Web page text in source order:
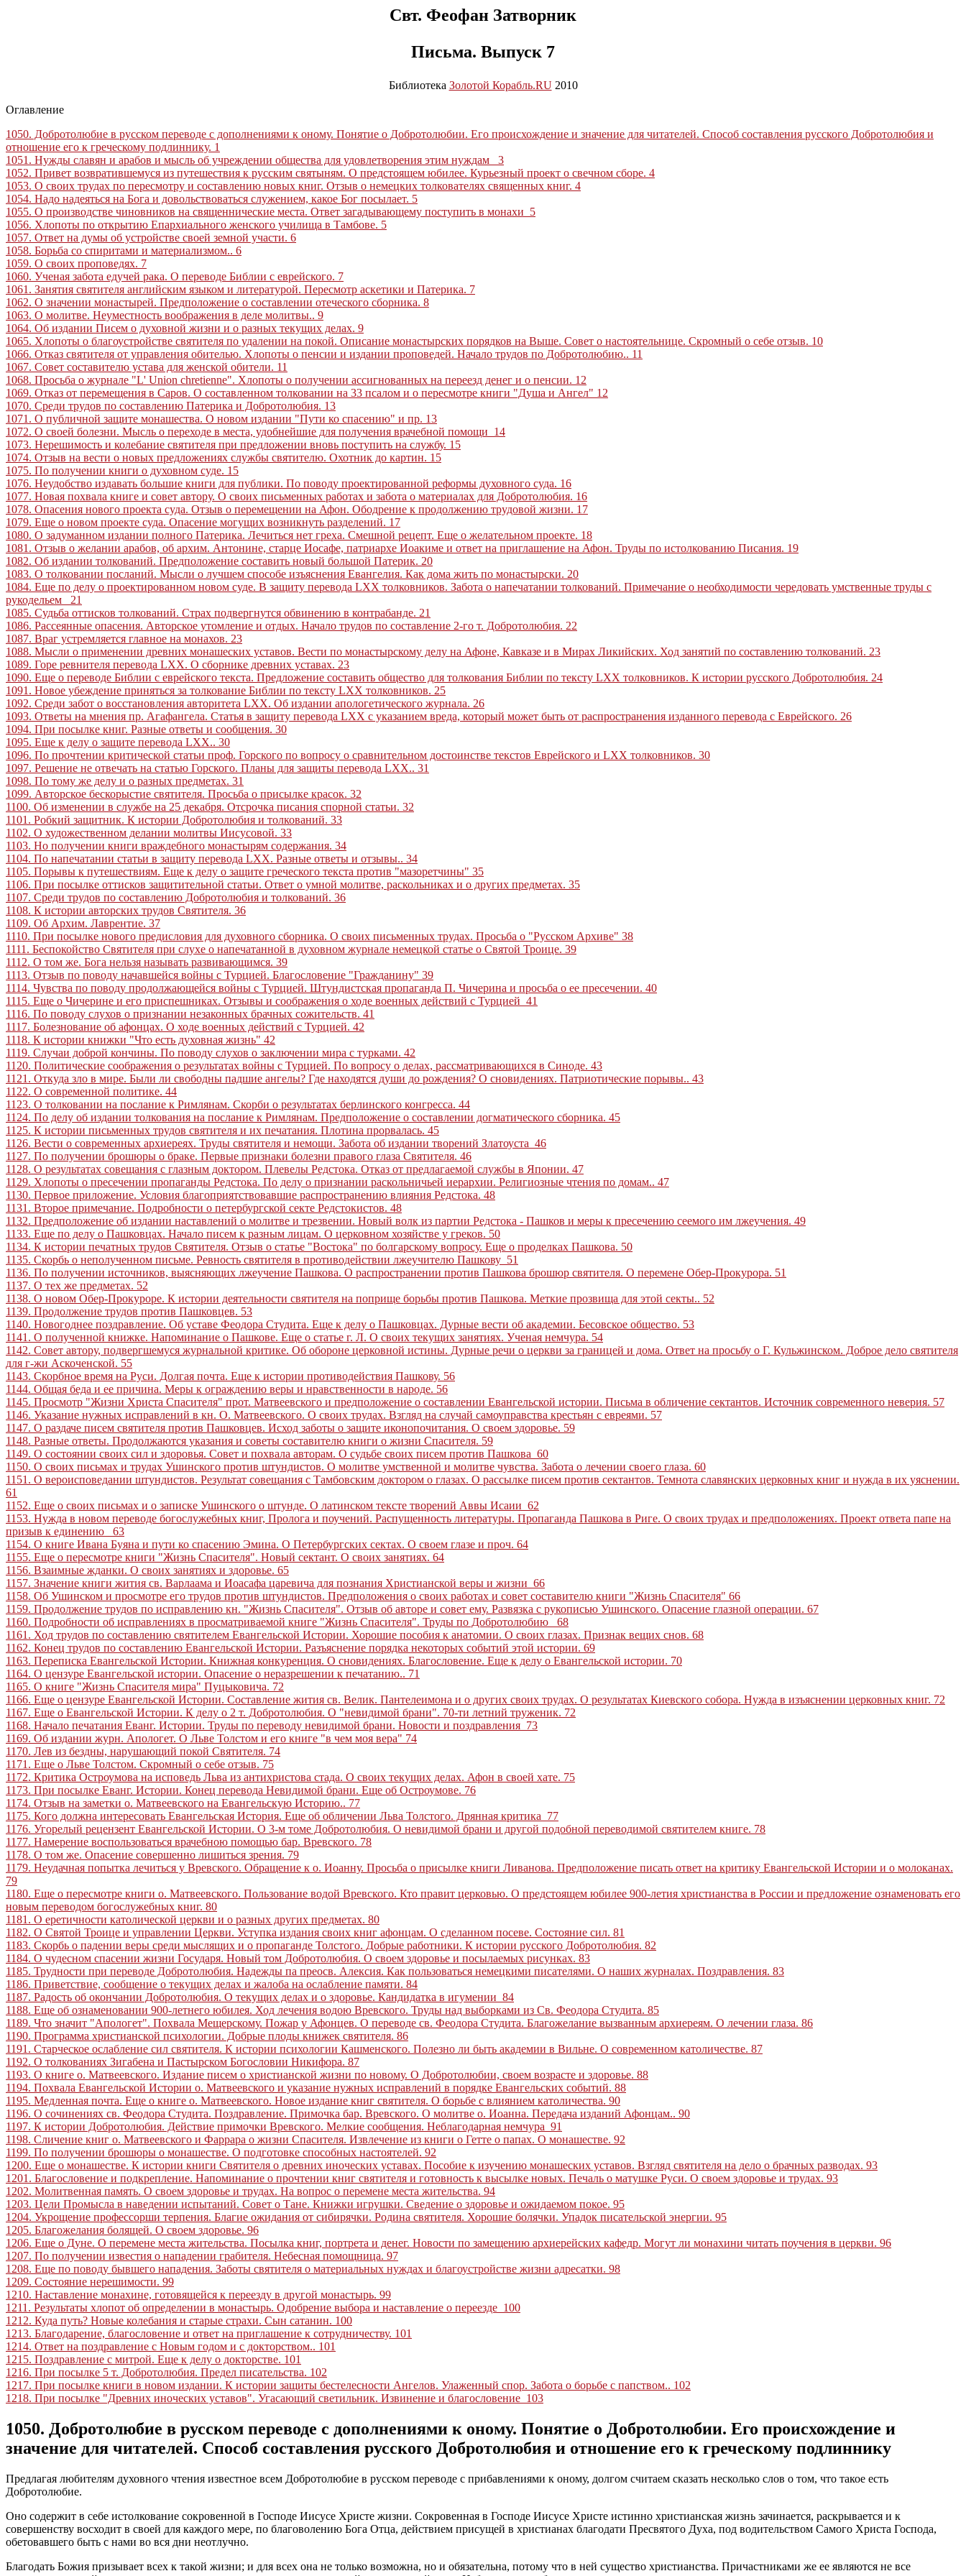
Свт. Феофан Затворник
Письма. Выпуск 7
Библиотека Золотой Корабль.RU 2010
Оглавление
1050. Добротолюбие в русском переводе с дополнениями к оному. Понятие о Добротолюбии. Его происхождение и значение для читателей. Способ составления русского Добротолюбия и
отношение его к греческому подлиннику. 1
1051. Нужды славян и арабов и мысль об учреждении общества для удовлетворения этим нуждам
3
1052. Привет возвратившемуся из путешествия к русским святыням. О предстоящем юбилее. Курьезный проект о свечном сборе. 4
1053. О своих трудах по пересмотру и составлению новых книг. Отзыв о немецких толкователях священных книг. 4
1054. Надо надеяться на Бога и довольствоваться служением, какое Бог посылает. 5
1055. О производстве чиновников на священнические места. Ответ загадывающему поступить в монахи 5
1056. Хлопоты по открытию Епархиального женского училища в Тамбове. 5
1057. Ответ на думы об устройстве своей земной участи. 6
1058. Борьба со спиритами и материализмом.. 6
1059. О своих проповедях. 7
1060. Ученая забота едучей рака. О переводе Библии с еврейского. 7
1061. Занятия святителя английским языком и литературой. Пересмотр аскетики и Патерика. 7
1062. О значении монастырей. Предположение о составлении отеческого сборника. 8
1063. О молитве. Неуместность воображения в деле молитвы.. 9
1064. Об издании Писем о духовной жизни и о разных текущих делах. 9
1065. Хлопоты о благоустройстве святителя по удалении на покой. Описание монастырских порядков на Выше. Совет о настоятельнице. Скромный о себе отзыв. 10
1066. Отказ святителя от управления обителью. Хлопоты о пенсии и издании проповедей. Начало трудов по Добротолюбию.. 11
1067. Совет составителю устава для женской обители. 11
1068. Просьба о журнале "L' Union chretienne". Хлопоты о получении ассигнованных на переезд денег и о пенсии. 12
1069. Отказ от перемещения в Саров. О составленном толковании на 33 псалом и о пересмотре книги "Душа и Ангел" 12
1070. Среди трудов по составлению Патерика и Добротолюбия. 13
1071. О публичной защите монашества. О новом издании "Пути ко спасению" и пр. 13
1072. О своей болезни. Мысль о переходе в места, удобнейшие для получения врачебной помощи 14
1073. Нерешимость и колебание святителя при предложении вновь поступить на службу. 15
1074. Отзыв на вести о новых предложениях службы святителю. Охотник до картин. 15
1075. По получении книги о духовном суде. 15
1076. Неудобство издавать большие книги для публики. По поводу проектированной реформы духовного суда. 16
1077. Новая похвала книге и совет автору. О своих письменных работах и забота о материалах для Добротолюбия. 16
1078. Опасения нового проекта суда. Отзыв о перемещении на Афон. Ободрение к продолжению трудовой жизни. 17
1079. Еще о новом проекте суда. Опасение могущих возникнуть разделений. 17
1080. О задуманном издании полного Патерика. Лечиться нет греха. Смешной рецепт. Еще о желательном проекте. 18
1081. Отзыв о желании арабов, об архим. Антонине, старце Иосафе, патриархе Иоакиме и ответ на приглашение на Афон. Труды по истолкованию Писания. 19
1082. Об издании толкований. Предположение составить новый большой Патерик. 20
1083. О толковании посланий. Мысли о лучшем способе изъяснения Евангелия. Как дома жить по монастырски. 20
1084. Еще по делу о проектированном новом суде. В защиту перевода LXX толковников. Забота о напечатании толкований. Примечание о необходимости чередовать умственные труды с
рукодельем
21
1085. Судьба оттисков толкований. Страх подвергнутся обвинению в контрабанде. 21
1086. Рассеянные опасения. Авторское утомление и отдых. Начало трудов по составление 2-го т. Добротолюбия. 22
1087. Враг устремляется главное на монахов. 23
1088. Мысли о применении древних монашеских уставов. Вести по монастырскому делу на Афоне, Кавказе и в Мирах Ликийских. Ход занятий по составлению толкований. 23
1089. Горе ревнителя перевода LXX. О сборнике древних уставах. 23
1090. Еще о переводе Библии с еврейского текста. Предложение составить общество для толкования Библии по тексту LXX толковников. К истории русского Добротолюбия. 24
1091. Новое убеждение приняться за толкование Библии по тексту LXX толковников. 25
1092. Среди забот о восстановления авторитета LXX. Об издании апологетического журнала. 26
1093. Ответы на мнения пр. Агафангела. Статья в защиту перевода LXX с указанием вреда, который может быть от распространения изданного перевода с Еврейского. 26
1094. При посылке книг. Разные ответы и сообщения. 30
1095. Еще к делу о защите перевода LXX.. 30
1096. По прочтении критической статьи проф. Горского по вопросу о сравнительном достоинстве текстов Еврейского и LXX толковников. 30
1097. Решение не отвечать на статью Горского. Планы для защиты перевода LXX.. 31
1098. По тому же делу и о разных предметах. 31
1099. Авторское бескорыстие святителя. Просьба о присылке красок. 32
1100. Об изменении в службе на 25 декабря. Отсрочка писания спорной статьи. 32
1101. Робкий защитник. К истории Добротолюбия и толкований. 33
1102. О художественном делании молитвы Иисусовой. 33
1103. Но получении книги враждебного монастырям содержания. 34
1104. По напечатании статьи в защиту перевода LXX. Разные ответы и отзывы.. 34
1105. Порывы к путешествиям. Еще к делу о защите греческого текста против "мазоретчины" 35
1106. При посылке оттисков защитительной статьи. Ответ о умной молитве, раскольниках и о других предметах. 35
1107. Среди трудов по составлению Добротолюбия и толкований. 36
1108. К истории авторских трудов Святителя. 36
1109. Об Архим. Лаврентие. 37
1110. При посылке нового предисловия для духовного сборника. О своих письменных трудах. Просьба о "Русском Архиве" 38
1111. Беспокойство Святителя при слухе о напечатанной в духовном журнале немецкой статье о Святой Троице. 39
1112. О том же. Бога нельзя называть развивающимся. 39
1113. Отзыв по поводу начавшейся войны с Турцией. Благословение "Гражданину" 39
1114. Чувства по поводу продолжающейся войны с Турцией. Штундистская пропаганда П. Чичерина и просьба о ее пресечении. 40
1115. Еще о Чичерине и его приспешниках. Отзывы и соображения о ходе военных действий с Турцией 41
1116. По поводу слухов о признании незаконных брачных сожительств. 41
1117. Болезнование об афонцах. О ходе военных действий с Турцией. 42
1118. К истории книжки "Что есть духовная жизнь" 42
1119. Случаи доброй кончины. По поводу слухов о заключении мира с турками. 42
1120. Политические соображения о результатах войны с Турцией. По вопросу о делах, рассматривающихся в Синоде. 43
1121. Откуда зло в мире. Были ли свободны падшие ангелы? Где находятся души до рождения? О сновидениях. Патриотические порывы.. 43
1122. О современной политике. 44
1123. О толковании на послание к Римлянам. Скорби о результатах берлинского конгресса. 44
1124. По делу об издании толкования на послание к Римлянам. Предположение о составлении догматического сборника. 45
1125. К истории письменных трудов святителя и их печатания. Плотина прорвалась. 45
1126. Вести о современных архиереях. Труды святителя и немощи. Забота об издании творений Златоуста 46
1127. По получении брошюры о браке. Первые признаки болезни правого глаза Святителя. 46
1128. О результатах совещания с глазным доктором. Плевелы Редстока. Отказ от предлагаемой службы в Японии. 47
1129. Хлопоты о пресечении пропаганды Редстока. По делу о признании раскольничьей иерархии. Религиозные чтения по домам.. 47
1130. Первое приложение. Условия благоприятствовавшие распространению влияния Редстока. 48
1131. Второе примечание. Подробности о петербургской секте Редстокистов. 48
1132. Предположение об издании наставлений о молитве и трезвении. Новый волк из партии Редстока - Пашков и меры к пресечению сеемого им лжеучения. 49
1133. Еще по делу о Пашковцах. Начало писем к разным лицам. О церковном хозяйстве у греков. 50
1134. К истории печатных трудов Святителя. Отзыв о статье "Востока" по болгарскому вопросу. Еще о проделках Пашкова. 50
1135. Скорбь о неполученном письме. Ревность святителя в противодействии лжеучителю Пашкову 51
1136. По получении источников, выясняющих лжеучение Пашкова. О распространении против Пашкова брошюр святителя. О перемене Обер-Прокурора. 51
1137. О тех же предметах. 52
1138. О новом Обер-Прокуроре. К истории деятельности святителя на поприще борьбы против Пашкова. Меткие прозвища для этой секты.. 52
1139. Продолжение трудов против Пашковцев. 53
1140. Новогоднее поздравление. Об уставе Феодора Студита. Еще к делу о Пашковцах. Дурные вести об академии. Бесовское общество. 53
1141. О полученной книжке. Напоминание о Пашкове. Еще о статье г. Л. О своих текущих занятиях. Ученая немчура. 54
1142. Совет автору, подвергшемуся журнальной критике. Об обороне церковной истины. Дурные речи о церкви за границей и дома. Ответ на просьбу о Г. Кульжинском. Доброе дело святителя
для г-жи Аскоченской. 55
1143. Скорбное время на Руси. Долгая почта. Еще к истории противодействия Пашкову. 56
1144. Общая беда и ее причина. Меры к ограждению веры и нравственности в народе. 56
1145. Просмотр "Жизни Христа Спасителя" прот. Матвеевского и предположение о составлении Евангельской истории. Письма в обличение сектантов. Источник современного неверия. 57
1146. Указание нужных исправлений в кн. О. Матвеевского. О своих трудах. Взгляд на случай самоуправства крестьян с евреями. 57
1147. О раздаче писем святителя против Пашковцев. Исход заботы о защите иконопочитания. О своем здоровье. 59
1148. Разные ответы. Продолжаются указания и советы составителю книги о жизни Спасителя. 59
1149. О состоянии своих сил и здоровья. Совет и похвала авторам. О судьбе своих писем против Пашкова 60
1150. О своих письмах и трудах Ушинского против штундистов. О молитве умственной и молитве чувства. Забота о лечении своего глаза. 60
1151. О вероисповедании штундистов. Результат совещания с Тамбовским доктором о глазах. О рассылке писем против сектантов. Темнота славянских церковных книг и нужда в их уяснении.
61
1152. Еще о своих письмах и о записке Ушинского о штунде. О латинском тексте творений Аввы Исаии 62
1153. Нужда в новом переводе богослужебных книг, Пролога и поучений. Распущенность литературы. Пропаганда Пашкова в Риге. О своих трудах и предположениях. Проект ответа папе на
призыв к единению
63
1154. О книге Ивана Буяна и пути ко спасению Эмина. О Петербургских сектах. О своем глазе и проч. 64
1155. Еще о пересмотре книги "Жизнь Спасителя". Новый сектант. О своих занятиях. 64
1156. Взаимные жданки. О своих занятиях и здоровье. 65
1157. Значение книги жития св. Варлаама и Иоасафа царевича для познания Христианской веры и жизни 66
1158. Об Ушинском и просмотре его трудов против штундистов. Предположения о своих работах и совет составителю книги "Жизнь Спасителя" 66
1159. Продолжение трудов по исправлению кн. "Жизнь Спасителя". Отзыв об авторе и совет ему. Развязка с рукописью Ушинского. Опасение глазной операции. 67
1160. Подробности об исправлениях в просматриваемой книге "Жизнь Спасителя". Труды по Добротолюбию
68
1161. Ход трудов по составлению святителем Евангельской Истории. Хорошие пособия к анатомии. О своих глазах. Признак вещих снов. 68
1162. Конец трудов по составлению Евангельской Истории. Разъяснение порядка некоторых событий этой истории. 69
1163. Переписка Евангельской Истории. Книжная конкуренция. О сновидениях. Благословение. Еще к делу о Евангельской истории. 70
1164. О цензуре Евангельской истории. Опасение о неразрешении к печатанию.. 71
1165. О книге "Жизнь Спасителя мира" Пуцыковича. 72
1166. Еще о цензуре Евангельской Истории. Составление жития св. Велик. Пантелеимона и о других своих трудах. О результатах Киевского собора. Нужда в изъяснении церковных книг. 72
1167. Еще о Евангельской Истории. К делу о 2 т. Добротолюбия. О "невидимой брани". 70-ти летний труженик. 72
1168. Начало печатания Еванг. Истории. Труды по переводу невидимой брани. Новости и поздравления 73
1169. Об издании журн. Апологет. О Льве Толстом и его книге "в чем моя вера" 74
1170. Лев из бездны, нарушающий покой Святителя. 74
1171. Еще о Льве Толстом. Скромный о себе отзыв. 75
1172. Критика Остроумова на исповедь Льва из антихристова стада. О своих текущих делах. Афон в своей хате. 75
1173. При посылке Еванг. Истории. Конец перевода Невидимой брани. Еще об Остроумове. 76
1174. Отзыв на заметки о. Матвеевского на Евангельскую Историю.. 77
1175. Кого должна интересовать Евангельская История. Еще об обличении Льва Толстого. Дрянная критика 77
1176. Угорелый рецензент Евангельской Истории. О 3-м томе Добротолюбия. О невидимой брани и другой подобной переводимой святителем книге. 78
1177. Намерение воспользоваться врачебною помощью бар. Вревского. 78
1178. О том же. Опасение совершенно лишиться зрения. 79
1179. Неудачная попытка лечиться у Вревского. Обращение к о. Иоанну. Просьба о присылке книги Ливанова. Предположение писать ответ на критику Евангельской Истории и о молоканах.
79
1180. Еще о пересмотре книги о. Матвеевского. Пользование водой Вревского. Кто правит церковью. О предстоящем юбилее 900-летия христианства в России и предложение ознаменовать его
новым переводом богослужебных книг. 80
1181. О еретичности католической церкви и о разных других предметах. 80
1182. О Святой Троице и управлении Церкви. Уступка издания своих книг афонцам. О сделанном посеве. Состояние сил. 81
1183. Скорбь о падении веры среди мыслящих и о пропаганде Толстого. Добрые работники. К истории русского Добротолюбия. 82
1184. О чудесном спасении жизни Государя. Новый том Добротолюбия. О своем здоровье и посылаемых рисунках. 83
1185. Трудности при переводе Добротолюбия. Надежды па преосв. Алексия. Как пользоваться немецкими писателями. О наших журналах. Поздравления. 83
1186. Приветствие, сообщение о текущих делах и жалоба на ослабление памяти. 84
1187. Радость об окончании Добротолюбия. О текущих делах и о здоровье. Кандидатка в игумении 84
1188. Еще об ознаменовании 900-летнего юбилея. Ход лечения водою Вревского. Труды над выборками из Св. Феодора Студита. 85
1189. Что значит "Апологет". Похвала Мещерскому. Пожар у Афонцев. О переводе св. Феодора Студита. Благожелание вызванным архиереям. О лечении глаза. 86
1190. Программа христианской психологии. Добрые плоды книжек святителя. 86
1191. Старческое ослабление сил святителя. К истории психологии Кашменского. Полезно ли быть академии в Вильне. О современном католичестве. 87
1192. О толкованиях Зигабена и Пастырском Богословии Никифора. 87
1193. О книге о. Матвеевского. Издание писем о христианской жизни по новому. О Добротолюбии, своем возрасте и здоровье. 88
1194. Похвала Евангельской Истории о. Матвеевского и указание нужных исправлений в порядке Евангельских событий. 88
1195. Медленная почта. Еще о книге о. Матвеевского. Новое издание книг святителя. О борьбе с влиянием католичества. 90
1196. О сочинениях св. Феодора Студита. Поздравление. Примочка бар. Вревского. О молитве о. Иоанна. Передача изданий Афонцам.. 90
1197. К истории Добротолюбия. Действие примочки Вревского. Мелкие сообщения. Неблагодарная немчура 91
1198. Сличение книг о. Матвеевского и Фаррара о жизни Спасителя. Извлечение из книги о Гетте о папах. О монашестве. 92
1199. По получении брошюры о монашестве. О подготовке способных настоятелей. 92
1200. Еще о монашестве. К истории книги Святителя о древних иноческих уставах. Пособие к изучению монашеских уставов. Взгляд святителя на дело о брачных разводах. 93
1201. Благословение и подкрепление. Напоминание о прочтении книг святителя и готовность к высылке новых. Печаль о матушке Руси. О своем здоровье и трудах. 93
1202. Молитвенная память. О своем здоровье и трудах. На вопрос о перемене места жительства. 94
1203. Цели Промысла в наведении испытаний. Совет о Тане. Книжки игрушки. Сведение о здоровье и ожидаемом покое. 95
1204. Укрощение профессорши терпения. Благие ожидания от сибирячки. Родина святителя. Хорошие болячки. Упадок писательской энергии. 95
1205. Благожелания болящей. О своем здоровье. 96
1206. Еще о Дуне. О перемене места жительства. Посылка книг, портрета и денег. Новости по замещению архиерейских кафедр. Могут ли монахини читать поучения в церкви. 96
1207. По получении известия о нападении грабителя. Небесная помощница. 97
1208. Еще по поводу бывшего нападения. Заботы святителя о материальных нуждах и благоустройстве жизни адресатки. 98
1209. Состояние нерешимости. 99
1210. Наставление монахине, готовящейся к переезду в другой монастырь. 99
1211. Результаты хлопот об определении в монастырь. Одобрение выбора и наставление о переезде 100
1212. Куда путь? Новые колебания и старые страхи. Сын сатанин. 100
1213. Благодарение, благословение и ответ на приглашение к сотрудничеству. 101
1214. Ответ на поздравление с Новым годом и с докторством.. 101
1215. Поздравление с митрой. Еще к делу о докторстве. 101
1216. При посылке 5 т. Добротолюбия. Предел писательства. 102
1217. При посылке книги в новом издании. К истории защиты бестелесности Ангелов. Улаженный спор. Забота о борьбе с папством.. 102
1218. При посылке "Древних иноческих уставов". Угасающий светильник. Извинение и благословение 103
1050. Добротолюбие в русском переводе с дополнениями к оному. Понятие о Добротолюбии. Его происхождение и
значение для читателей. Способ составления русского Добротолюбия и отношение его к греческому подлиннику
Предлагая любителям духовного чтения известное всем Добротолюбие в русском переводе с прибавлениями к оному, долгом считаем сказать несколько слов о том, что такое есть
Добротолюбие.
Оно содержит в себе истолкование сокровенной в Господе Иисусе Христе жизни. Сокровенная в Господе Иисусе Христе истинно христианская жизнь зачинается, раскрывается и к
совершенству восходит в своей для каждого мере, по благоволению Бога Отца, действием присущей в христианах благодати Пресвятого Духа, под водительством Самого Христа Господа,
обетовавшего быть с нами во вся дни неотлучно.
Благодать Божия призывает всех к такой жизни; и для всех она не только возможна, но и обязательна, потому что в ней существо христианства. Причастниками же ее являются не все